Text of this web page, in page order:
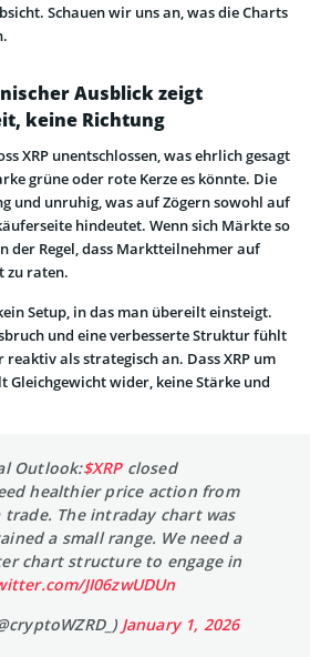
Schauen wir uns an, was die Charts
Ausblick zeigt
keine Richtung
XRP unentschlossen, was ehrlich gesagt
grüne oder rote Kerze es könnte. Die
und unruhig, was auf Zögern sowohl auf
hindeutet. Wenn sich Märkte so
der Regel, dass Marktteilnehmer auf
zu raten.
Setup, in das man übereilt einsteigt.
und eine verbesserte Struktur fühlt
als strategisch an. Dass XRP um
Gleichgewicht wider, keine Stärke und
Outlook:$XRPclosed
healthier price action from
The intraday chart was
a small range. We need a
chart structure to engage in
JI06zwUDUn
January 1, 2026